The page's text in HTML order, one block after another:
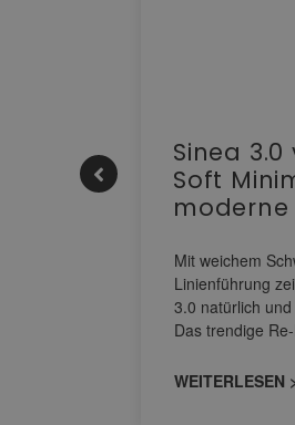
Sinea
Soft
moderne
Mit weichem
Linienführung
3.0 natürlich
Das trendige
WEITERLESEN